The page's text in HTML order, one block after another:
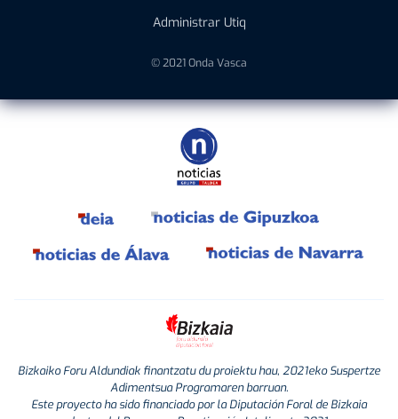
Administrar Utiq
© 2021 Onda Vasca
Bizkaiko Foru Aldundiak finantzatu du proiektu hau, 2021eko Suspertze
Adimentsua Programaren barruan.
Este proyecto ha sido financiado por la Diputación Foral de Bizkaia